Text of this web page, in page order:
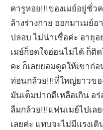
คารูหอย!!!ของเมย์อยู่ชั่ว
ล้างร่างกาย ออกมาเมย์
ปลอบ ไม่น่าเชื่อค่ะ อายุอ
เมย์ก็อดใจอ่อนไม่ได้ ก็ติ
คะ ก็เลยยอมดูดให้เขาก่
ท่อนกล้วย!!!ที่ใหญ่ยาวขอ
มันเต็มปากดีเหลือเกิน อ
ลืมกล้วย!!!แฟนเมย์ไปเล
เลยค่ะ แทบจะไม่มีแรงเ